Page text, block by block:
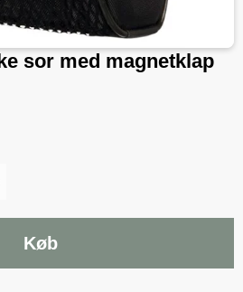
sor med magnetklap
Køb